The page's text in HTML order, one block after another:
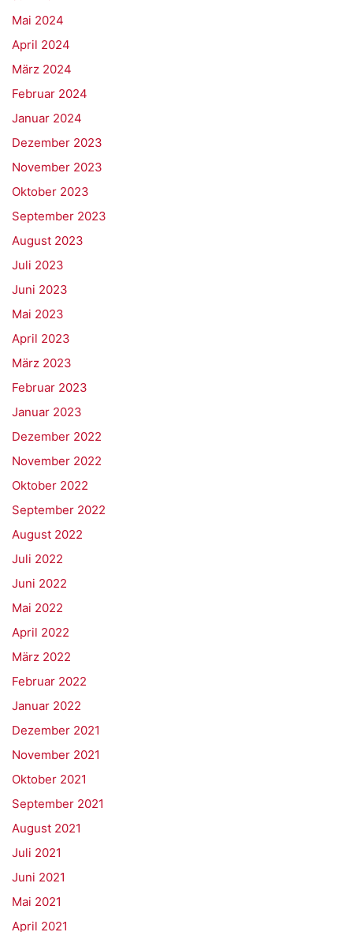
Mai 2024
April 2024
März 2024
Februar 2024
Januar 2024
Dezember 2023
November 2023
Oktober 2023
September 2023
August 2023
Juli 2023
Juni 2023
Mai 2023
April 2023
März 2023
Februar 2023
Januar 2023
Dezember 2022
November 2022
Oktober 2022
September 2022
August 2022
Juli 2022
Juni 2022
Mai 2022
April 2022
März 2022
Februar 2022
Januar 2022
Dezember 2021
November 2021
Oktober 2021
September 2021
August 2021
Juli 2021
Juni 2021
Mai 2021
April 2021